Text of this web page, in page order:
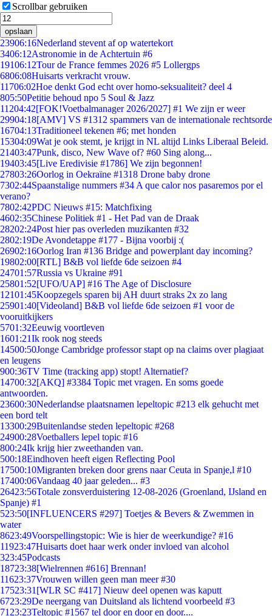
Scrollbar gebruiken
opslaan
23906:16Nederland stevent af op watertekort
3406:12Astronomie in de Achtertuin #6
19106:12Tour de France femmes 2026 #5 Lollergps
6806:08Huisarts verkracht vrouw.
11706:02Hoe denkt God echt over homo-seksualiteit? deel 4
805:50Petitie behoud npo 5 Soul & Jazz
11204:42[FOK!Voetbalmanager 2026/2027] #1 We zijn er weer
29904:18[AMV] VS #1312 spammers van de internationale rechtsorde
16704:13Traditioneel tekenen #6; met honden
15304:09Wat je ook stemt, je krijgt in NL altijd Links Liberaal Beleid.
21403:47Punk, disco, New Wave of? #60 Sing along...
19403:45[Live Eredivisie #1786] We zijn begonnen!
27803:26Oorlog in Oekraïne #1318 Drone baby drone
7302:44Spaanstalige nummers #34 A que calor nos pasaremos por el
verano?
7802:42PDC Nieuws #15: Matchfixing
4602:35Chinese Politiek #1 - Het Pad van de Draak
28202:24Post hier pas overleden muzikanten #32
2802:19De Avondetappe #177 - Bijna voorbij :(
26902:16Oorlog Iran #136 Bridge and powerplant day incoming?
19802:00[RTL] B&B vol liefde 6de seizoen #4
24701:57Russia vs Ukraine #91
25801:52[UFO/UAP] #16 The Age of Disclosure
12101:45Koopzegels sparen bij AH duurt straks 2x zo lang
25901:40[Videoland] B&B vol liefde 6de seizoen #1 voor de
vooruitkijkers
5701:32Eeuwig voortleven
1601:21Ik rook nog steeds
14500:50Jonge Cambridge professor stapt op na claims over plagiaat
en leugens
900:36TV Time (tracking app) stopt! Alternatief?
14700:32[AKQ] #3384 Topic met vragen. En soms goede
antwoorden.
23600:30Nederlandse plaatsnamen lepeltopic #213 elk gehucht met
een bord telt
13300:29Buitenlandse steden lepeltopic #268
24900:28Voetballers lepel topic #16
800:24Ik krijg hier zweethanden van.
500:18Eindhoven heeft eigen Reflecting Pool
17500:10Migranten breken door grens naar Ceuta in Spanje,l #10
17400:06Vandaag 40 jaar geleden... #3
26423:56Totale zonsverduistering 12-08-2026 (Groenland, IJsland en
Spanje) #1
523:50[INFLUENCERS #297] Toetjes & Bevers & Zwemmen in
water
8623:49Voorspellingstopic: Wie is hier de weerkundige? #16
11923:47Huisarts doet haar werk onder invloed van alcohol
323:45Podcasts
18723:38[Wielrennen #616] Brennan!
11623:37Vrouwen willen geen man meer #30
17523:31 [WLR SC #417] Nieuw deel openen was kaputt
6723:29De neergang van Duitsland als lichtend voorbeeld #3
71 23:23Teltopic #1567 tel door en door en door....